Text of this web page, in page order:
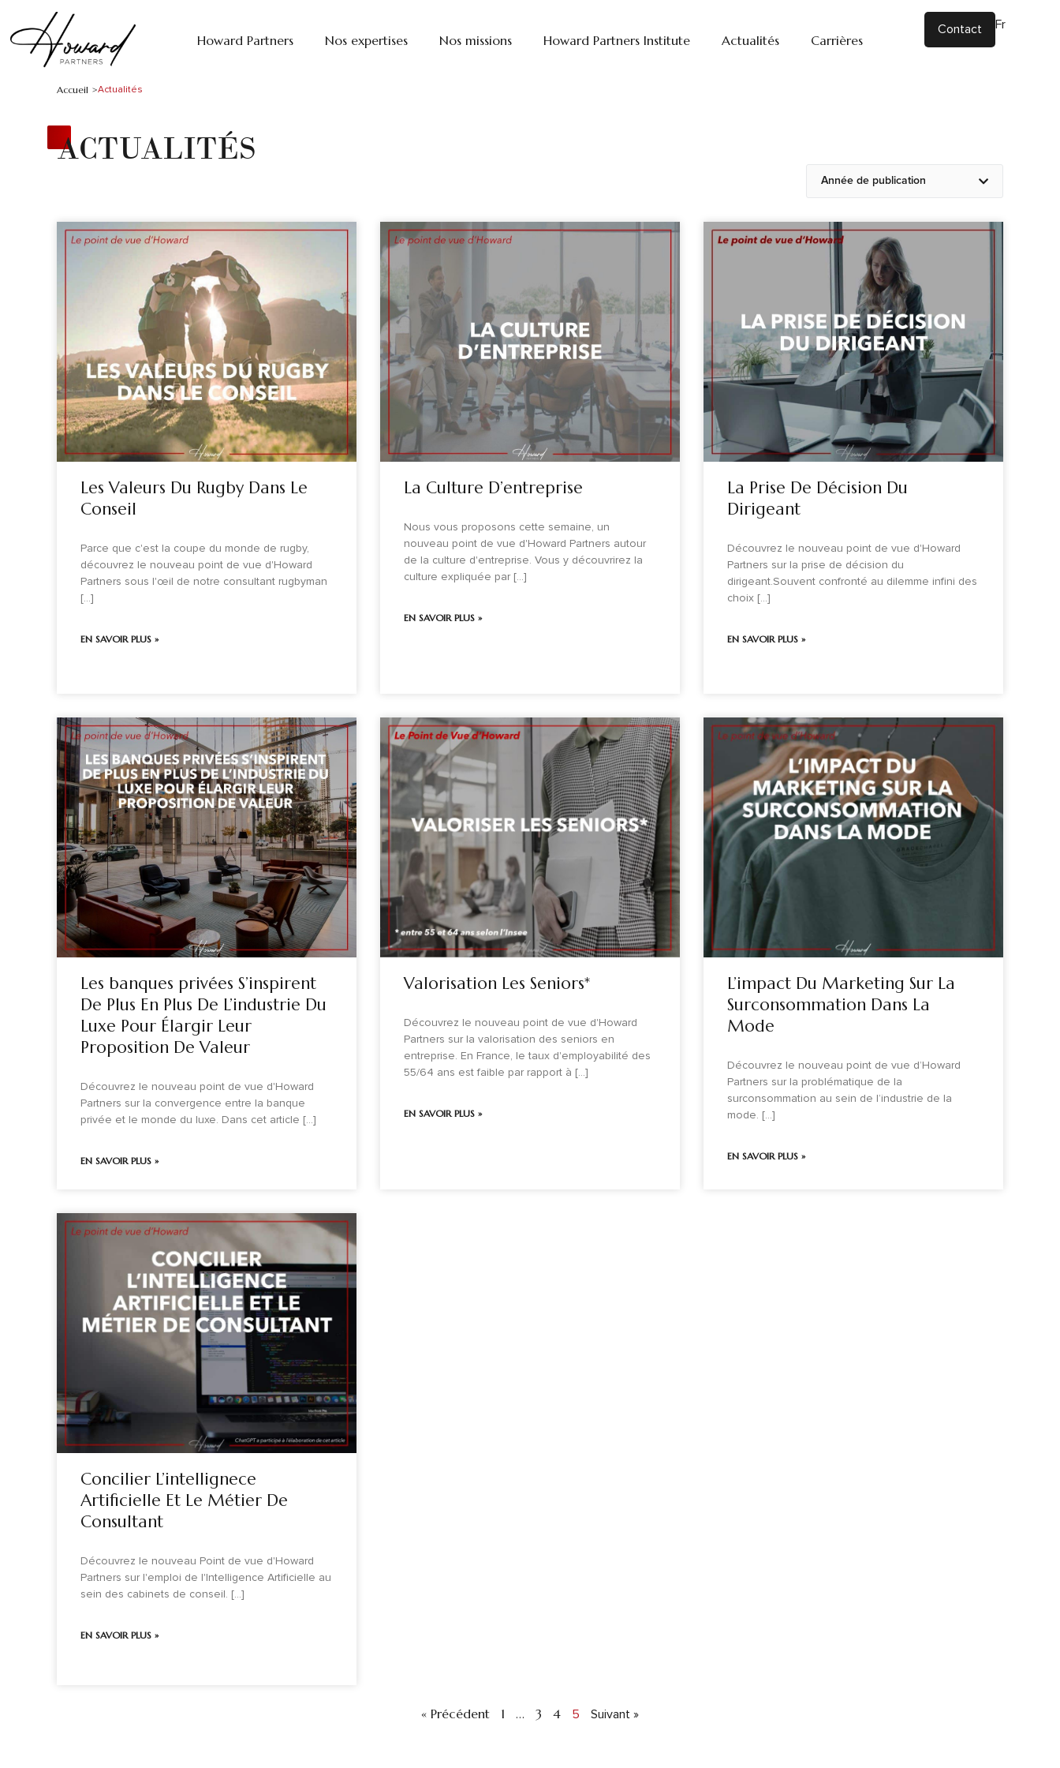
Howard Partners Nos expertises Nos missions Howard Partners Institute Actualités Carrières
Contact Fr
Accueil >Actualités
ACTUALITÉS
Année de publication
Les Valeurs Du Rugby Dans Le
Conseil
Parce que c'est la coupe du monde de rugby,
découvrez le nouveau point de vue d'Howard
Partners sous l'œil de notre consultant rugbyman
[...]
EN SAVOIR PLUS »
La Culture D’entreprise
Nous vous proposons cette semaine, un
nouveau point de vue d'Howard Partners autour
de la culture d'entreprise. Vous y découvrirez la
culture expliquée par [...]
EN SAVOIR PLUS »
La Prise De Décision Du
Dirigeant
Découvrez le nouveau point de vue d'Howard
Partners sur la prise de décision du
dirigeant.Souvent confronté au dilemme infini des
choix [...]
EN SAVOIR PLUS »
Les banques privées S’inspirent
De Plus En Plus De L’industrie Du
Luxe Pour Élargir Leur
Proposition De Valeur
Découvrez le nouveau point de vue d'Howard
Partners sur la convergence entre la banque
privée et le monde du luxe. Dans cet article [...]
EN SAVOIR PLUS »
Valorisation Les Seniors*
Découvrez le nouveau point de vue d'Howard
Partners sur la valorisation des seniors en
entreprise. En France, le taux d'employabilité des
55/64 ans est faible par rapport à [...]
EN SAVOIR PLUS »
L’impact Du Marketing Sur La
Surconsommation Dans La
Mode
Découvrez le nouveau point de vue d’Howard
Partners sur la problématique de la
surconsommation au sein de l’industrie de la
mode. [...]
EN SAVOIR PLUS »
Concilier L’intellignece
Artificielle Et Le Métier De
Consultant
Découvrez le nouveau Point de vue d'Howard
Partners sur l'emploi de l'Intelligence Artificielle au
sein des cabinets de conseil. [...]
EN SAVOIR PLUS »
« Précédent 1 … 3 4 5 Suivant »